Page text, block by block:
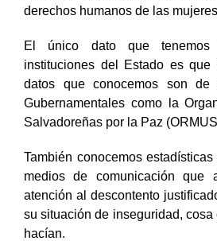
derechos humanos de las
El único dato que
instituciones del Estado es que
datos que conocemos son de
Gubernamentales como la
Salvadoreñas por la Paz
También conocemos
medios de comunicación que
atención al descontento
su situación de inseguridad,
hacían.